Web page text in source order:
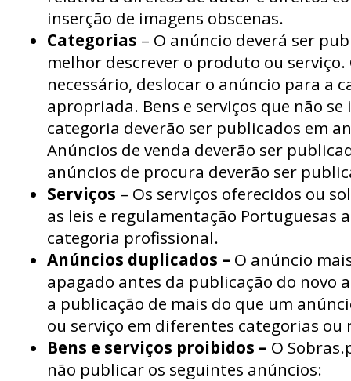
inserção de imagens obscenas.
Categorias – O anúncio deverá ser
melhor descrever o produto ou
necessário, deslocar o anúncio para a
apropriada. Bens e serviços que não
categoria deverão ser publicados em
Anúncios de venda deverão ser
anúncios de procura deverão ser
Serviços – Os serviços oferecidos ou
as leis e regulamentação Portuguesas
categoria profissional.
Anúncios duplicados – O anúncio
apagado antes da publicação do novo
a publicação de mais do que um
ou serviço em diferentes categorias ou
Bens e serviços proibidos – O
não publicar os seguintes anúncios: